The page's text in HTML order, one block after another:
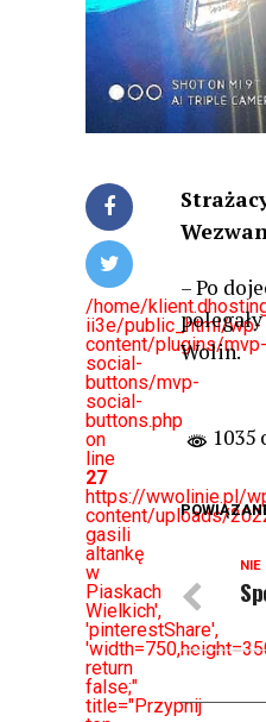
/home/
ii3e/public_html/wp-
content/plugins/mvp-
social-
buttons/mvp-
social-
buttons.php
on
line
27
https://wwolinie.pl/
content/uploads/
gasili
altankę
w
Piaskach
Wielkich',
'pinterestShare',
return
false;"
title="Przypnij
– Po
Wolin.
1035
NIE